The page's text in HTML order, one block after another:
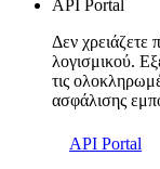
API Portal
Δεν χρειάζετε
λογισμικού.
τις
ασφάλισης
API Portal